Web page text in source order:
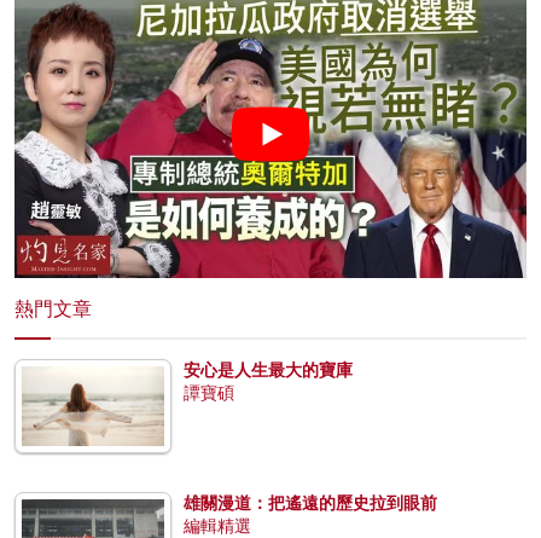
熱門文章
安心是人生最大的寶庫
譚寶碩
雄關漫道：把遙遠的歷史拉到眼前
編輯精選